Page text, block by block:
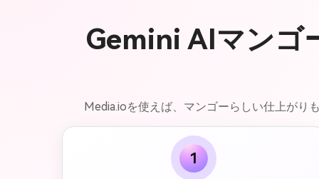
Gemini AIマンゴ
Media.ioを使えば、マンゴーらしい仕上がり
1